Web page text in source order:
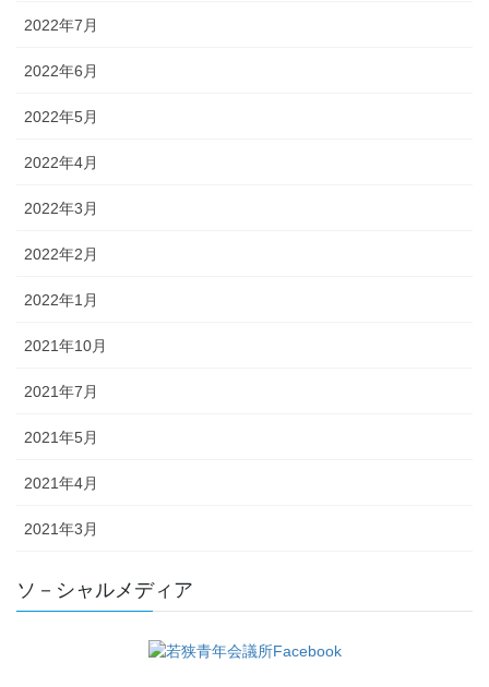
2022年7月
2022年6月
2022年5月
2022年4月
2022年3月
2022年2月
2022年1月
2021年10月
2021年7月
2021年5月
2021年4月
2021年3月
ソ－シャルメディア